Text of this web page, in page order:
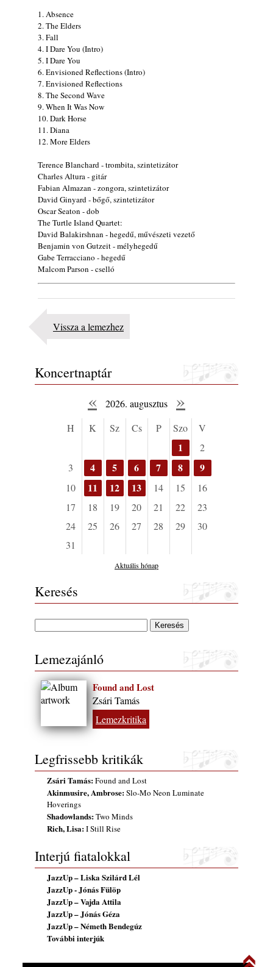
Eged Márton: Old Songs
2026. július 25.
Zsári Tamás: Found and Lost
2026. július 24.
FREE JAZZ ALBUMS 2026 - 134. rész
2026. július 16.
A free jazz kiemelkedő alakjai - 79. rész:
Marion Brown
2026. július 13.
1. Absence
2. The Elders
3. Fall
4. I Dare You (Intro)
5. I Dare You
6. Envisioned Reflections (Intro)
7. Envisioned Reflections
8. The Second Wave
9. When It Was Now
10. Dark Horse
11. Diana
12. More Elders
Terence Blanchard - trombita, szintetizátor
Charles Altura - gitár
Fabian Almazan - zongora, szintetizátor
David Ginyard - bőgő, szintetizátor
Oscar Seaton - dob
The Turtle Island Quartet:
David Balakirshnan - hegedű, művészeti vezető
Benjamin von Gutzeit - mélyhegedű
Gabe Terracciano - hegedű
Malcom Parson - cselló
Vissza a lemezhez
Koncertnaptár
« 2026. augusztus »
H K Sz Cs P Szo V
1
2
3
4 5 6 7 8 9
10 11 12 13 14 15
16
17
18 19 20 21 22
23
24
25 26 27 28 29
30
31
Aktuális hónap
Keresés
Lemezajánló
Found and Lost
Zsári Tamás
Lemezkritika
Legfrissebb kritikák
Zsári Tamás:Found and Lost
Akinmusire, Ambrose:Slo-Mo Neon Luminate
Hoverings
Shadowlands:Two Minds
Rich, Lisa:I Still Rise
Interjú fiatalokkal
JazzUp – Liska Szilárd Lél
JazzUp - Jónás Fülöp
JazzUp – Vajda Attila
JazzUp – Jónás Géza
JazzUp – Németh Bendegúz
További interjúk